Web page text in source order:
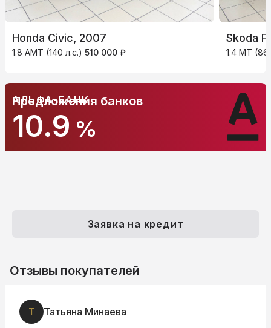
Honda Civic, 2007
1.8 AMT (140 л.с.) 510 000 ₽
Skoda
1.4 MT
АЛЬФА-БАНК
10.9 %
Предложения банков
Заявка на кредит
Отзывы покупателей
Т Татьяна Минаева